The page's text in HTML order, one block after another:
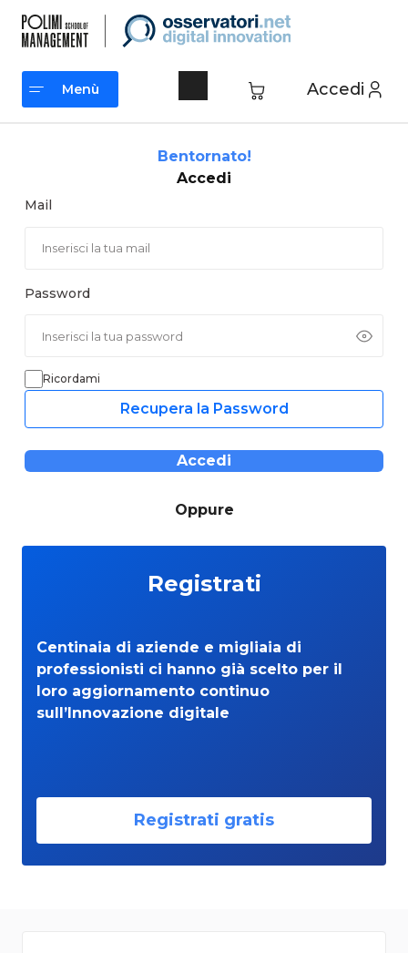
contenuto
Accedi
Menù
Bentornato!
Accedi
Mail
Password
Ricordami
Recupera la Password
Accedi
Oppure
Registrati
Centinaia di aziende e migliaia di
professionisti ci hanno già scelto per il
loro aggiornamento continuo
sull’Innovazione digitale
Registrati gratis